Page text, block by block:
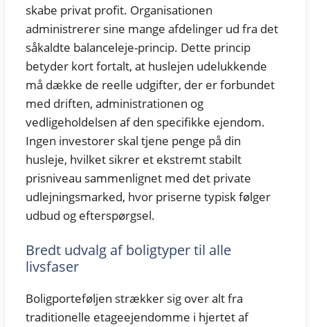
skabe privat profit. Organisationen
administrerer sine mange afdelinger ud fra det
såkaldte balanceleje-princip. Dette princip
betyder kort fortalt, at huslejen udelukkende
må dække de reelle udgifter, der er forbundet
med driften, administrationen og
vedligeholdelsen af den specifikke ejendom.
Ingen investorer skal tjene penge på din
husleje, hvilket sikrer et ekstremt stabilt
prisniveau sammenlignet med det private
udlejningsmarked, hvor priserne typisk følger
udbud og efterspørgsel.
Bredt udvalg af boligtyper til alle
livsfaser
Boligporteføljen strækker sig over alt fra
traditionelle etageejendomme i hjertet af